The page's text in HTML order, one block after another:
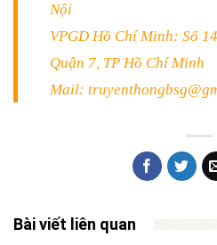
Nội
VPGD Hồ Chí Minh: Số
Quận 7, TP Hồ Chí Minh
Mail:
Bài viết liên quan